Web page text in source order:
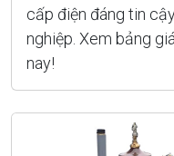
cấp điện đáng tin
nghiệp. Xem bảng
nay!